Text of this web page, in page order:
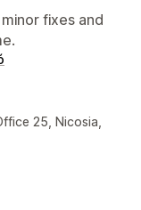
fixes and
25, Nicosia,